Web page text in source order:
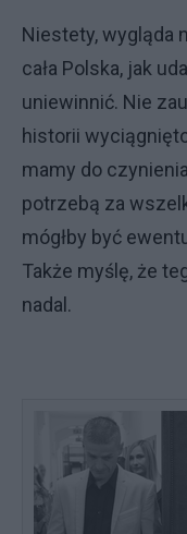
Niestety, wygląda
cała Polska, jak
uniewinnić. Nie
historii
mamy do
potrzebą za
mógłby być
Także myślę, że
nadal.